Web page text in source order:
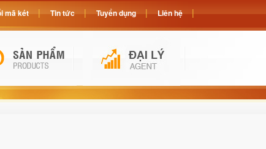
mã két Tin tức Tuyển dụng Liên hệ